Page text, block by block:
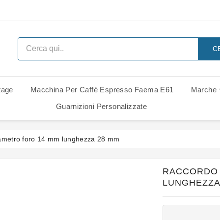
Macchina Per Caffè Espresso Faema E61 Marche
Guarnizioni Personalizzate
foro 14 mm lunghezza 28 mm